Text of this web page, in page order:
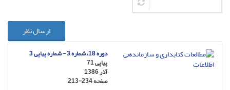
ارسال نظر
دوره 18، شماره 3 - شماره پیاپی 3
پیاپی 71
آذر 1386
صفحه213-234